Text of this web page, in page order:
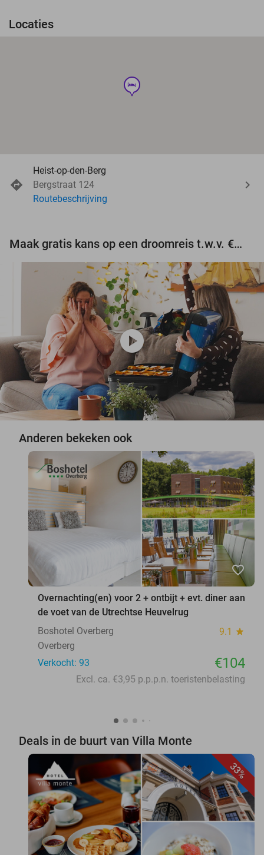
Locaties
hotel
Heist-op-den-Berg
Bergstraat 124
Routebeschrijving
Maak gratis kans op een droomreis t.w.v. €3.000!
play_circle
Anderen bekeken ook
favorite_border
Overnachting(en) voor 2 + ontbijt + evt. diner aan
de voet van de Utrechtse Heuvelrug
Boshotel Overberg
9.1 star
Overberg
Verkocht: 93
€104
Excl. ca. €3,95 p.p.p.n. toeristenbelasting
Deals in de buurt van Villa Monte
33%